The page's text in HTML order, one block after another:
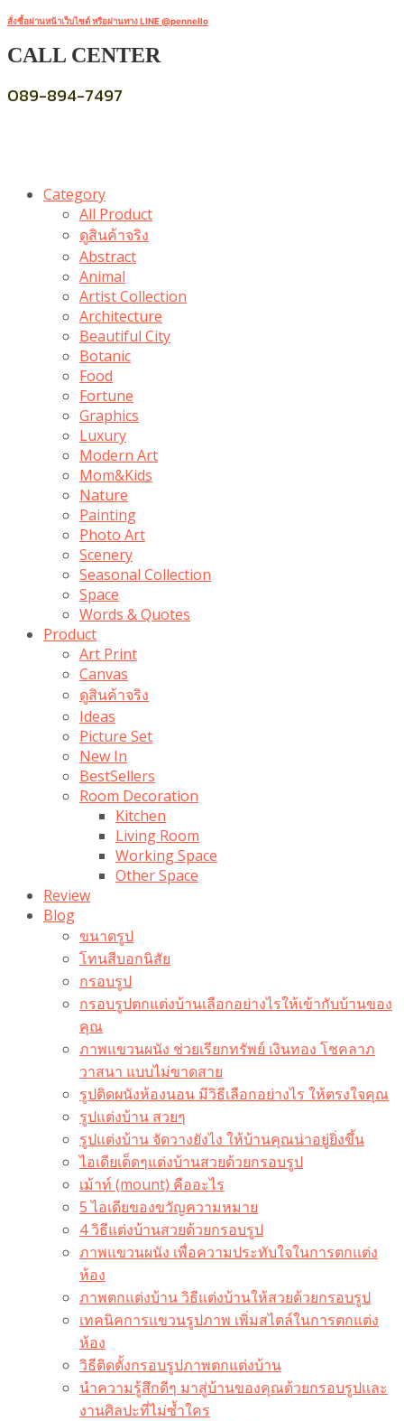
สั่งซื้อผ่านหน้าเว็บไซต์ หรือผ่านทาง LINE @pennello
CALL CENTER
089-894-7497
Category
All Product
ดูสินค้าจริง
Abstract
Animal
Artist Collection
Architecture
Beautiful City
Botanic
Food
Fortune
Graphics
Luxury
Modern Art
Mom&Kids
Nature
Painting
Photo Art
Scenery
Seasonal Collection
Space
Words & Quotes
Product
Art Print
Canvas
ดูสินค้าจริง
Ideas
Picture Set
New In
BestSellers
Room Decoration
Kitchen
Living Room
Working Space
Other Space
Review
Blog
ขนาดรูป
โทนสีบอกนิสัย
กรอบรูป
กรอบรูปตกแต่งบ้านเลือกอย่างไรให้เข้ากับบ้านของ
คุณ
ภาพแขวนผนัง ช่วยเรียกทรัพย์ เงินทอง โชคลาภ
วาสนา แบบไม่ขาดสาย
รูปติดผนังห้องนอน มีวิธีเลือกอย่างไร ให้ตรงใจคุณ
รูปแต่งบ้าน สวยๆ
รูปแต่งบ้าน จัดวางยังไง ให้บ้านคุณน่าอยู่ยิ่งขึ้น
ไอเดียเด็ดๆแต่งบ้านสวยด้วยกรอบรูป
เม้าท์ (mount) คืออะไร​
5 ไอเดียของขวัญความหมาย
4 วิธีแต่งบ้านสวยด้วยกรอบรูป
ภาพแขวนผนัง เพื่อความประทับใจในการตกแต่ง
ห้อง
ภาพตกแต่งบ้าน วิธีแต่งบ้านให้สวยด้วยกรอบรูป
เทคนิคการแขวนรูปภาพ เพิ่มสไตล์ในการตกแต่ง
ห้อง
วิธีติดตั้งกรอบรูปภาพตกแต่งบ้าน
นำความรู้สึกดีๆ มาสู่บ้านของคุณด้วยกรอบรูปและ
งานศิลปะที่ไม่ซ้ำใคร